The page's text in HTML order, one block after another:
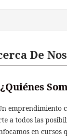
De
¿Quiénes
emprendimiento
a todos las
en